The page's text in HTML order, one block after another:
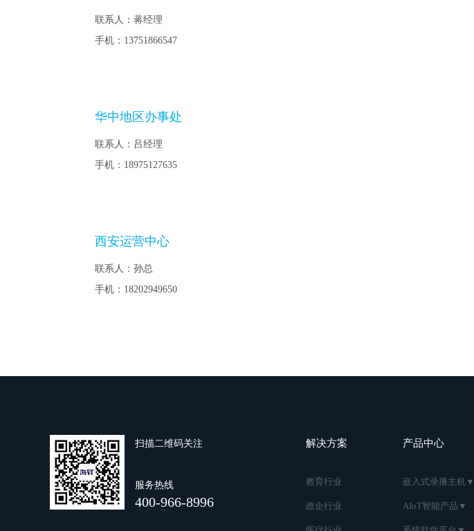
联系人：蒋经理
手机：13751866547
华中地区办事处
联系人：吕经理
手机：18975127635
西安运营中心
联系人：孙总
手机： 18202949650
扫描二维码关注
服务热线
400-966-8996
解决方案
教育行业
政企行业
产品中心
嵌入式录播主机▼
AIoT智能产品▼